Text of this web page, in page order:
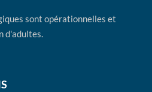
sont opérationnelles et
d'adultes.